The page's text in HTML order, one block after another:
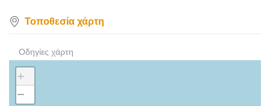
Τοποθεσία χάρτη
Οδηγίες χάρτη
+
−